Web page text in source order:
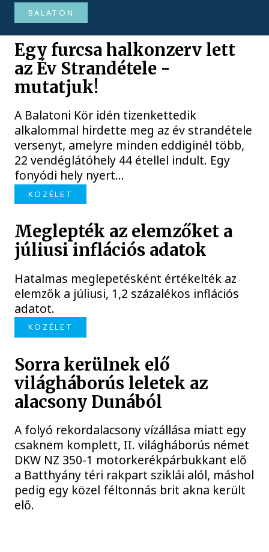
BALATON
Egy furcsa halkonzerv lett
az Év Strandétele -
mutatjuk!
A Balatoni Kör idén tizenkettedik
alkalommal hirdette meg az év strandétele
versenyt, amelyre minden eddiginél több,
22 vendéglátóhely 44 étellel indult. Egy
fonyódi hely nyert...
KÖZÉLET
Meglepték az elemzőket a
júliusi inflációs adatok
Hatalmas meglepetésként értékelték az
elemzők a júliusi, 1,2 százalékos inflációs
adatot.
KÖZÉLET
Sorra kerülnek elő
világháborús leletek az
alacsony Dunából
A folyó rekordalacsony vízállása miatt egy
csaknem komplett, II. világháborús német
DKW NZ 350-1 motorkerékpárbukkant elő
a Batthyány téri rakpart sziklái alól, máshol
pedig egy közel féltonnás brit akna került
elő.